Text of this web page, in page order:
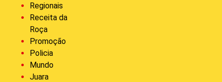
Regionais
Receita da
Roça
Promoção
Policia
Mundo
Juara